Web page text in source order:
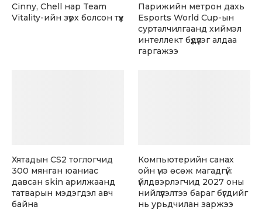
Cinny, Chell нар Team
Vitality-ийн зүрх болсон түүх
Парижийн метрон дахь
Esports World Cup-ын
сурталчилгаанд хиймэл
интеллект бүдүүлэг алдаа
гаргажээ
Хятадын CS2 тоглогчид
300 мянган юаниас
давсан skin арилжаанд
татварын мэдэгдэл авч
байна
Компьютерийн санах
ойн үнэ өсөж магадгүй:
үйлдвэрлэгчид 2027 оны
нийлүүлэлтээ бараг бүгдийг
нь урьдчилан заржээ